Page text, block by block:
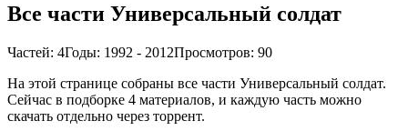
Все части Универсальный солдат
Частей: 4Годы: 1992 - 2012Просмотров: 90
На этой странице собраны все части Универсальный солдат.
Сейчас в подборке 4 материалов, и каждую часть можно
скачать отдельно через торрент.